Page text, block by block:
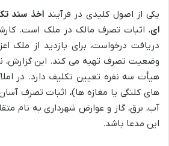
یکی از اصول کلیدی در فرآیند اخذ سند
ای، اثبات تصرف مالک در ملک است.
دریافت درخواست، برای بازدید از ملک
وضعیت تصرف تهیه می کند. این گزارش،
هیأت سه نفره تعیین تکلیف دارد. در
های کلنگی یا مغازه ها)، اثبات تصرف
آب، برق، گاز و عوارض شهرداری به نام
این مدعا باشد.